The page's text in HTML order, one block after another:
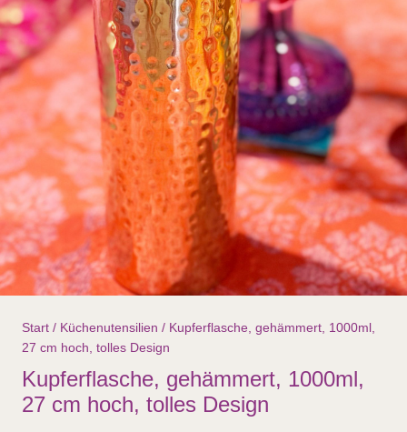
Start / Küchenutensilien / Kupferflasche, gehämmert, 1000ml,
27 cm hoch, tolles Design
Kupferflasche, gehämmert, 1000ml,
27 cm hoch, tolles Design